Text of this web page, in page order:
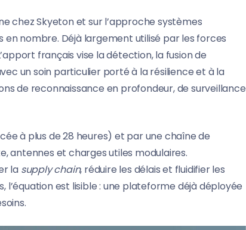
chez Skyeton et sur l’approche systèmes
nombre. Déjà largement utilisé par les forces
français vise la détection, la fusion de
un soin particulier porté à la résilience et à la
de reconnaissance en profondeur, de surveillance
à plus de 28 heures) et par une chaîne de
antennes et charges utiles modulaires.
la supply chain, réduire les délais et fluidifier les
l’équation est lisible : une plateforme déjà déployée